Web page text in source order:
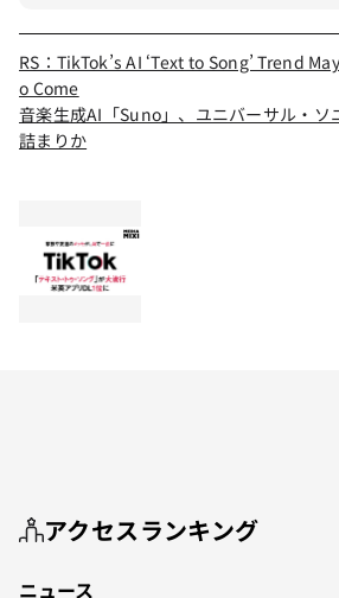
RS：TikTok’s AI ‘Text to Song’ Trend
o Come
音楽生成AI「Suno」、ユニバーサル・ソ
詰まりか
アクセスランキング
ニュース